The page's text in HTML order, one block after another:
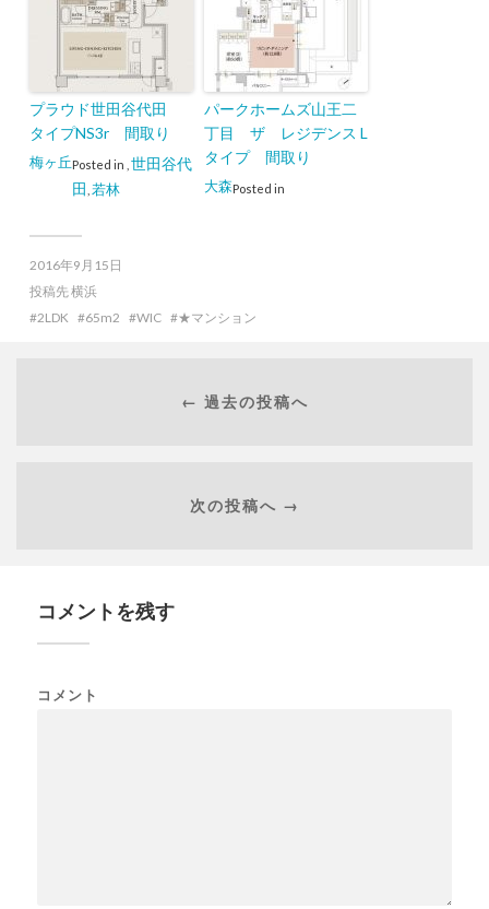
プラウド世田谷代田
タイプNS3r 間取り
Posted in
梅ヶ丘
世田谷代
田 若林
パークホームズ山王二
丁目 ザ レジデンス L
タイプ 間取り
Posted in
大森
2016年9月15日
投稿先横浜
2LDK
65m2 WIC ★マンション
← 過去の投稿へ
次の投稿へ →
コメントを残す
コメント